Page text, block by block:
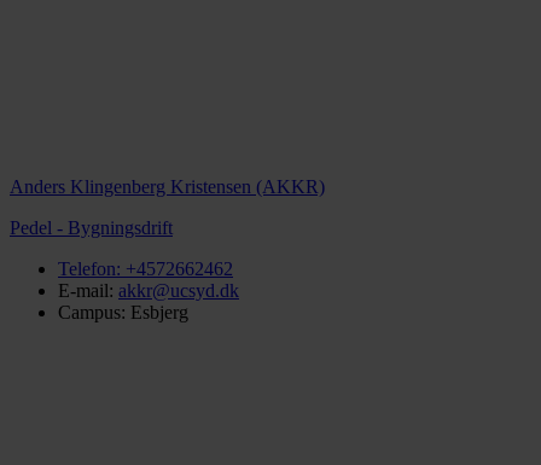
Anders Klingenberg Kristensen (AKKR)
Pedel - Bygningsdrift
Telefon: +4572662462
E-mail: akkr@ucsyd.dk
Campus: Esbjerg